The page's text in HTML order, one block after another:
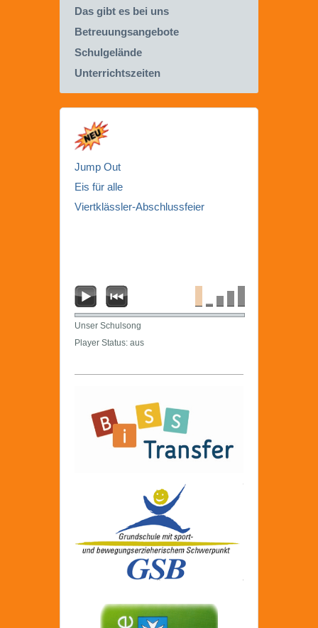
Das gibt es bei uns
Betreuungsangebote
Schulgelände
Unterrichtszeiten
Jump Out
Eis für alle
Viertklässler-Abschlussfeier
Unser Schulsong
Player Status: aus